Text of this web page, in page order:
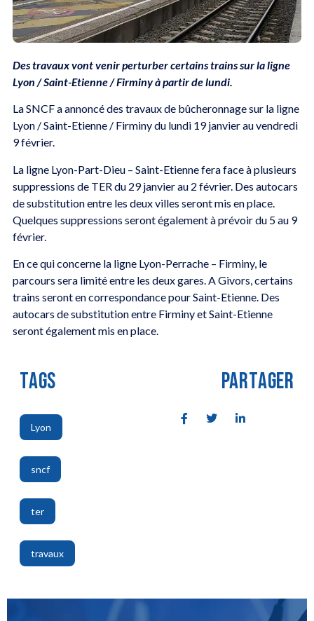
Des travaux vont venir perturber certains trains sur la ligne
Lyon / Saint-Etienne / Firminy à partir de lundi.
La SNCF a annoncé des travaux de bûcheronnage sur la ligne
Lyon / Saint-Etienne / Firminy du lundi 19 janvier au vendredi
9 février.
La ligne Lyon-Part-Dieu – Saint-Etienne fera face à plusieurs
suppressions de TER du 29 janvier au 2 février. Des autocars
de substitution entre les deux villes seront mis en place.
Quelques suppressions seront également à prévoir du 5 au 9
février.
En ce qui concerne la ligne Lyon-Perrache – Firminy, le
parcours sera limité entre les deux gares. A Givors, certains
trains seront en correspondance pour Saint-Etienne. Des
autocars de substitution entre Firminy et Saint-Etienne
seront également mis en place.
TAGS
Lyon
,
sncf
,
ter
,
travaux
PARTAGER